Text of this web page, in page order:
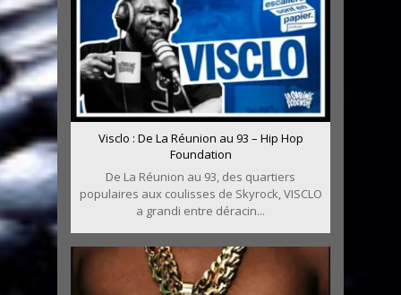
Visclo : De La Réunion au 93 – Hip Hop
Foundation
De La Réunion au 93, des quartiers
populaires aux coulisses de Skyrock, VISCLO
a grandi entre déracin...